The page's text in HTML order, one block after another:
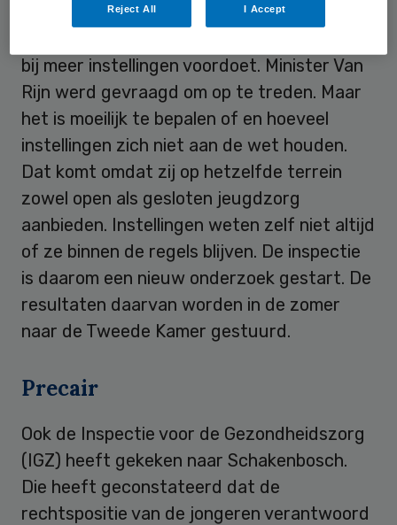
voor de Jeugdzorg heeft vorig jaar al aan
bij meer instellingen voordoet. Minister Van
Rijn werd gevraagd om op te treden. Maar
het is moeilijk te bepalen of en hoeveel
instellingen zich niet aan de wet houden.
Dat komt omdat zij op hetzelfde terrein
zowel open als gesloten jeugdzorg
aanbieden. Instellingen weten zelf niet altijd
of ze binnen de regels blijven. De inspectie
is daarom een nieuw onderzoek gestart. De
resultaten daarvan worden in de zomer
naar de Tweede Kamer gestuurd.
Precair
Ook de Inspectie voor de Gezondheidszorg
(IGZ) heeft gekeken naar Schakenbosch.
Die heeft geconstateerd dat de
rechtspositie van de jongeren verantwoord
Reject All I Accept